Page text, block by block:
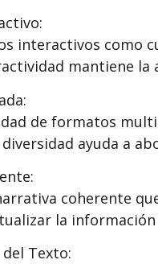
interactivos como
mantiene
de formatos
diversidad ayuda a
coherente
la
Texto: